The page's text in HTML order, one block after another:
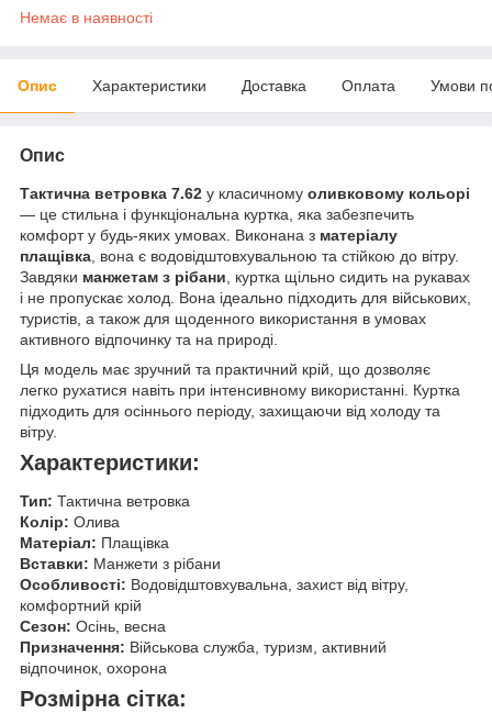
Немає в наявності
Опис Характеристики Доставка Оплата Умови
Опис
Тактична ветровка 7.62 у класичному оливковому кольорі
— це стильна і функціональна куртка, яка забезпечить
комфорт у будь-яких умовах. Виконана з матеріалу
плащівка , вона є водовідштовхувальною та стійкою до вітру.
Завдяки манжетам з рібани , куртка щільно сидить на рукавах
і не пропускає холод. Вона ідеально підходить для військових,
туристів, а також для щоденного використання в умовах
активного відпочинку та на природі.
Ця модель має зручний та практичний крій, що дозволяє
легко рухатися навіть при інтенсивному використанні. Куртка
підходить для осіннього періоду, захищаючи від холоду та
вітру.
Характеристики:
Тип: Тактична ветровка
Колір: Олива
Матеріал: Плащівка
Вставки: Манжети з рібани
Особливості: Водовідштовхувальна, захист від вітру,
комфортний крій
Сезон: Осінь, весна
Призначення: Військова служба, туризм, активний
відпочинок, охорона
Розмірна сітка: